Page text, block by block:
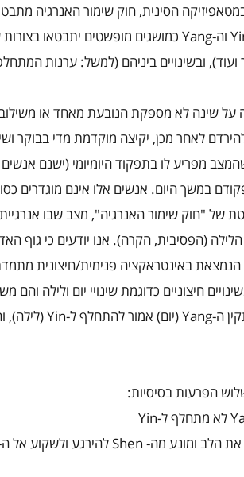
הסינית, חוק שימור האנרגיה
וה-Yang כמושגים מופשטים יתבטאו
ועוד), ובשינויים ביניהם (למשל: ערנות
על שינה לא מספקת הנובעת מאחד או
לאחר מכן, יקיצה מוקדמת מדי בבוקר
במשך היום. אנשים אלו אינם מוגדרים
של "חוק שימור האנרגיה", מצב שבו
(הפסיבית, הקרה). אנו יודעים כי גוף
הנמצאת באינטראקציה פנימית/חיצונית
חיצוניים כדוגמת שינויי יום ולילה והם
ה-Yang(יום) אמור להתחלף ל-Yin(לילה),
הפרעות בסיסיות:
לא מתחלף ל-Yin
את הלב ומונע מה- Shen להירגע ולשקוע אל